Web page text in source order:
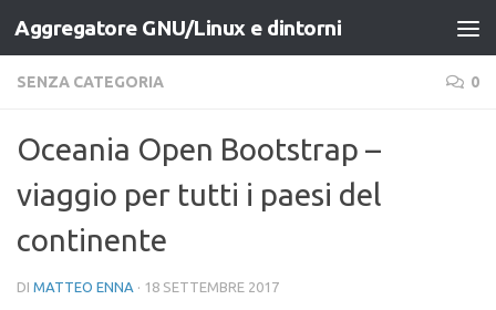
Salta al contenuto
Aggregatore GNU/Linux e dintorni
SENZA CATEGORIA 0
Oceania Open Bootstrap –
viaggio per tutti i paesi del
continente
DI MATTEO ENNA · 18 SETTEMBRE 2017